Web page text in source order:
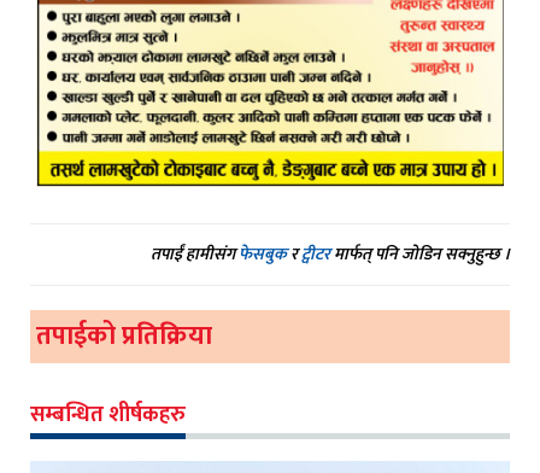
तपाईं हामीसंगफेसबुकरट्वीटरमार्फत् पनि जोडिन सक्नुहुन्छ ।
तपाईको प्रतिक्रिया
सम्बन्धित शीर्षकहरु